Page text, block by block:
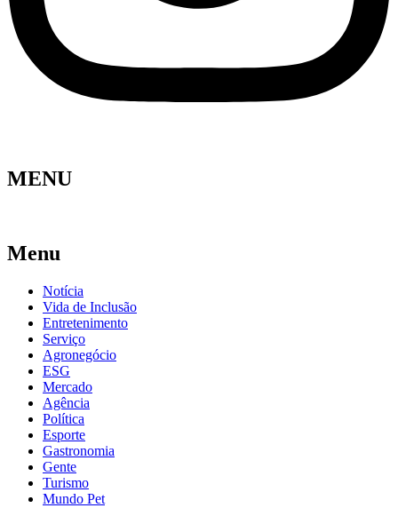
MENU
Menu
Notícia
Vida de Inclusão
Entretenimento
Serviço
Agronegócio
ESG
Mercado
Agência
Política
Esporte
Gastronomia
Gente
Turismo
Mundo Pet